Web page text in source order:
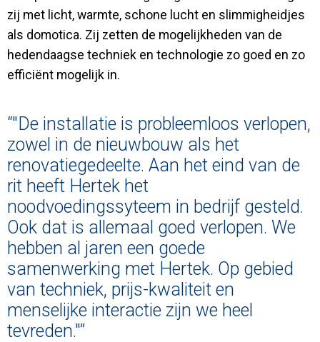
zij met licht, warmte, schone lucht en slimmigheidjes
als domotica. Zij zetten de mogelijkheden van de
hedendaagse techniek en technologie zo goed en zo
efficiënt mogelijk in.
“"De installatie is probleemloos verlopen,
zowel in de nieuwbouw als het
renovatiegedeelte. Aan het eind van de
rit heeft Hertek het
noodvoedingssyteem in bedrijf gesteld.
Ook dat is allemaal goed verlopen. We
hebben al jaren een goede
samenwerking met Hertek. Op gebied
van techniek, prijs-kwaliteit en
menselijke interactie zijn we heel
tevreden."”